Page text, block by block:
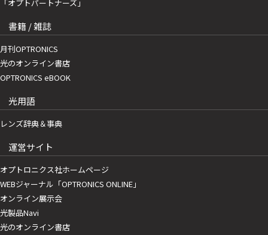
「オプトパートナーズ」
書籍 / 雑誌
月刊OPTRONICS
光のオンライン書店
OPTRONICS eBOOK
光用語
レンズ辞典＆事典
運営サイト
オプトロニクス社ホームページ
WEBジャーナル「OPTRONICS ONLINE」
オンライン展示会
光製品Navi
光のオンライン書店